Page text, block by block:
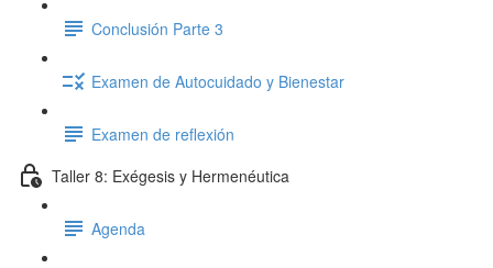
Conclusión Parte 3
Examen de Autocuidado y Bienestar
Examen de reflexión
Taller 8: Exégesis y Hermenéutica
Agenda